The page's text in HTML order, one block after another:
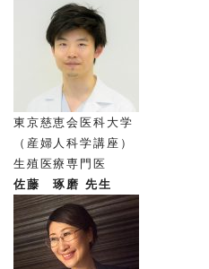
東京慈恵会医科大学
（産婦人科学講座）
生殖医療専門医
佐藤 琢磨 先生